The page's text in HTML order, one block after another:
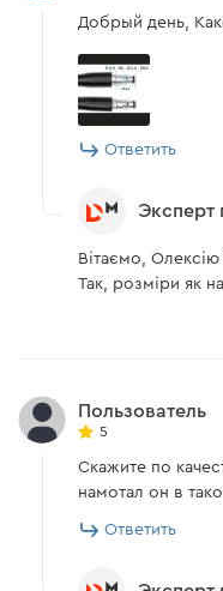
Добрый день,
Ответить
Эксперт
Вітаємо, Олексію
Так, розміри як
Пользователь
5
Скажите по
намотал он в
Ответить